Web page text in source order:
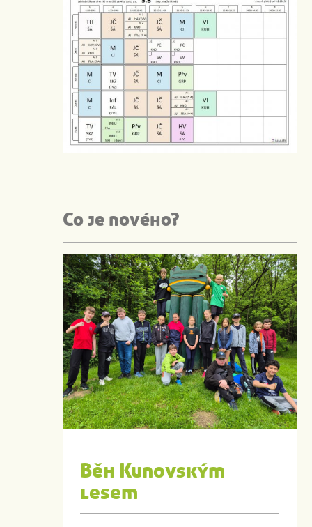
Co je nového?
Běh Kunovským
lesem